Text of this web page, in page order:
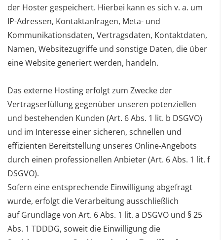
der Hoster gespeichert. Hierbei kann es sich v. a. um
IP-Adressen, Kontaktanfragen, Meta- und
Kommunikationsdaten, Vertragsdaten, Kontaktdaten,
Namen, Websitezugriffe und sonstige Daten, die über
eine Website generiert werden, handeln.
Das externe Hosting erfolgt zum Zwecke der
Vertragserfüllung gegenüber unseren potenziellen
und bestehenden Kunden (Art. 6 Abs. 1 lit. b DSGVO)
und im Interesse einer sicheren, schnellen und
effizienten Bereitstellung unseres Online-Angebots
durch einen professionellen Anbieter (Art. 6 Abs. 1 lit. f
DSGVO).
Sofern eine entsprechende Einwilligung abgefragt
wurde, erfolgt die Verarbeitung ausschließlich
aufGrundlage von Art. 6 Abs. 1 lit. a DSGVO und § 25
Abs. 1 TDDDG, soweit die Einwilligung die